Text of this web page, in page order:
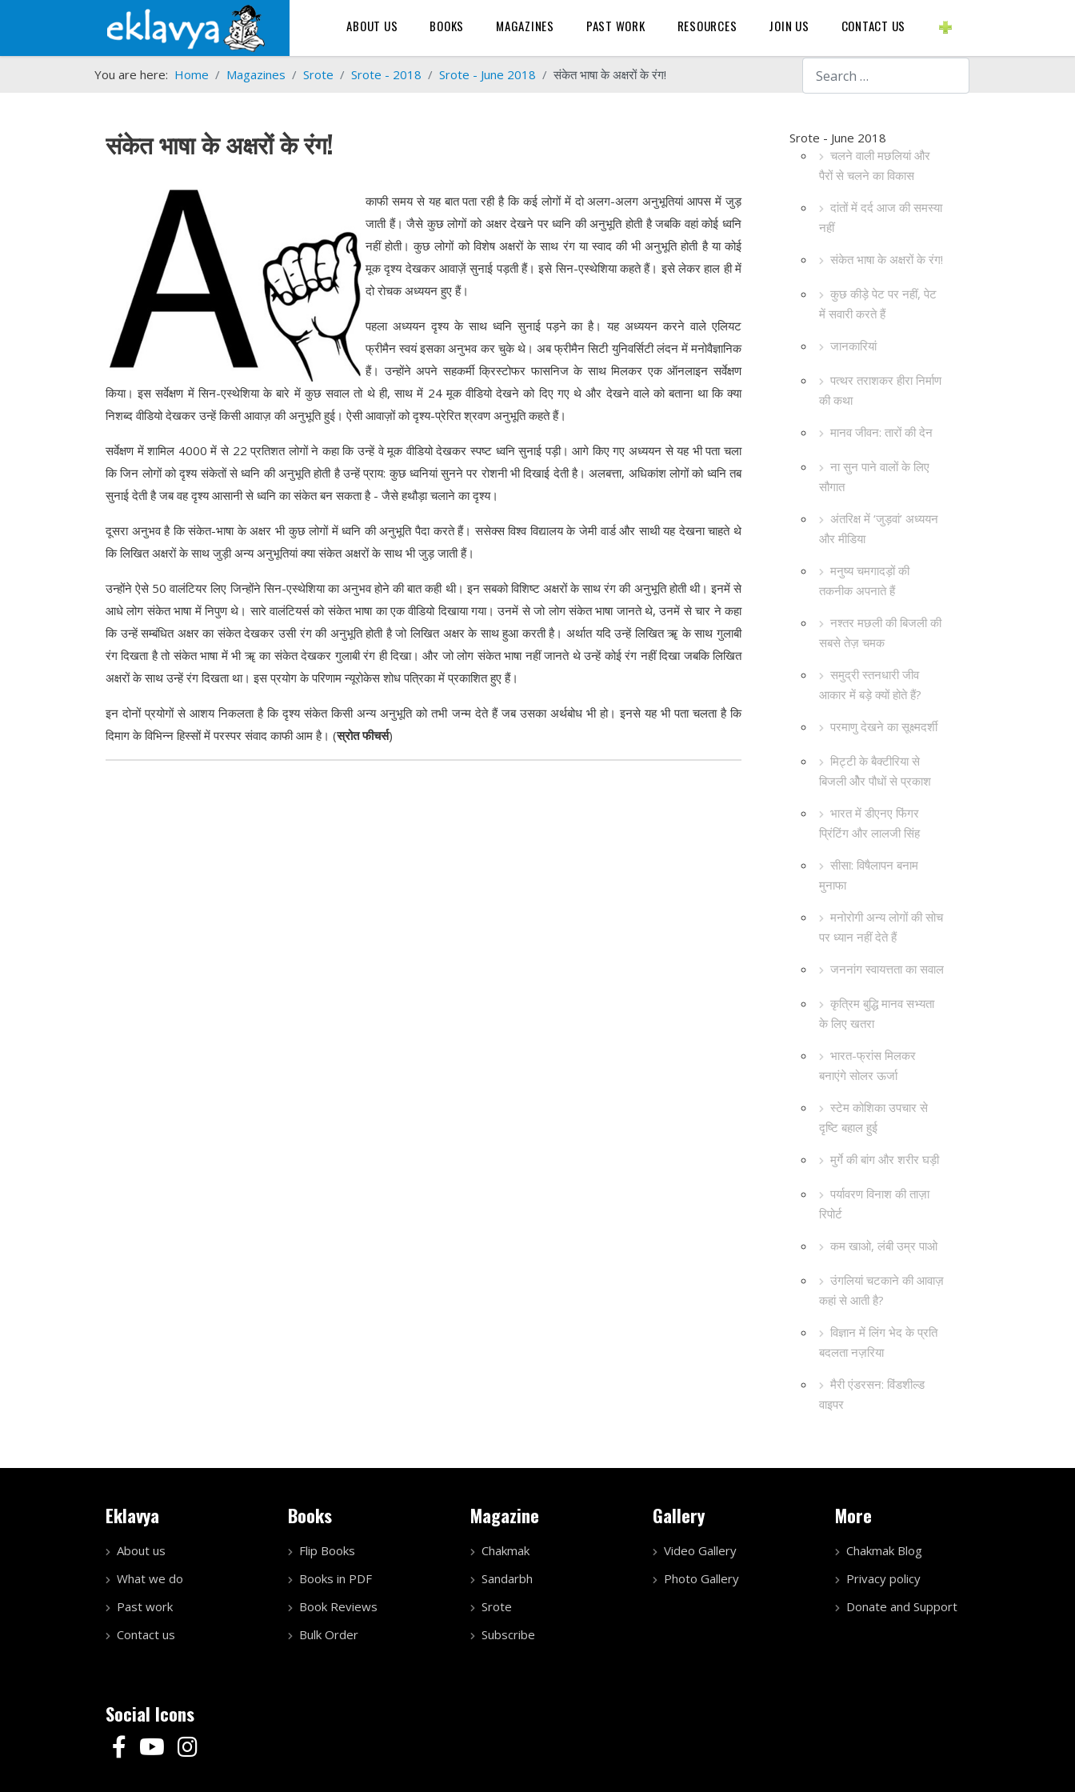
Search
ABOUT US BOOKS MAGAZINES PAST WORK RESOURCES JOIN US CONTACT US
You are here: Home Magazines Srote Srote - 2018 Srote - June 2018 संकेत भाषा के अक्षरों के रंग!
Srote - June 2018
चलने वाली मछलियां और
पैरों से चलने का विकास
दांतों में दर्द आज की समस्या
नहीं
संकेत भाषा के अक्षरों के रंग!
कुछ कीड़े पेट पर नहीं, पेट
में सवारी करते हैं
जानकारियां
पत्थर तराशकर हीरा निर्माण
की कथा
मानव जीवन: तारों की देन
ना सुन पाने वालों के लिए
सौगात
अंतरिक्ष में ‘जुड़वां’ अध्ययन
और मीडिया
मनुष्य चमगादड़ों की
तकनीक अपनाते हैं
नश्तर मछली की बिजली की
सबसे तेज़ चमक
समुद्री स्तनधारी जीव
आकार में बड़े क्यों होते हैं?
परमाणु देखने का सूक्ष्मदर्शी
मिट्टी के बैक्टीरिया से
बिजली औेर पौधों से प्रकाश
भारत में डीएनए फिंगर
प्रिंटिंग और लालजी सिंह
सीसा: विषैलापन बनाम
मुनाफा
मनोरोगी अन्य लोगों की सोच
पर ध्यान नहीं देते हैं
जननांग स्वायत्तता का सवाल
कृत्रिम बुद्धि मानव सभ्यता
के लिए खतरा
भारत-फ्रांस मिलकर
बनाएंगे सोलर ऊर्जा
स्टेम कोशिका उपचार से
दृष्टि बहाल हुई
मुर्गे की बांग और शरीर घड़ी
पर्यावरण विनाश की ताज़ा
रिपोर्ट
कम खाओ, लंबी उम्र पाओ
उंगलियां चटकाने की आवाज़
कहां से आती है?
विज्ञान में लिंग भेद के प्रति
बदलता नज़रिया
मैरी एंडरसन: विंडशील्ड
वाइपर
संकेत भाषा के अक्षरों के रंग!
काफी समय से यह बात पता रही है कि कई लोगों में दो अलग-अलग अनुभूतियां आपस में जुड़
जाती हैं। जैसे कुछ लोगों को अक्षर देखने पर ध्वनि की अनुभूति होती है जबकि वहां कोई ध्वनि
नहीं होती। कुछ लोगों को विशेष अक्षरों के साथ रंग या स्वाद की भी अनुभूति होती है या कोई
मूक दृश्य देखकर आवाज़ें सुनाई पड़ती हैं। इसे सिन-एस्थेशिया कहते हैं। इसे लेकर हाल ही में
दो रोचक अध्ययन हुए हैं।
पहला अध्ययन दृश्य के साथ ध्वनि सुनाई पड़ने का है। यह अध्ययन करने वाले एलियट
फ्रीमैन स्वयं इसका अनुभव कर चुके थे। अब फ्रीमैन सिटी युनिवर्सिटी लंदन में मनोवैज्ञानिक
हैं। उन्होंने अपने सहकर्मी क्रिस्टोफर फासनिज के साथ मिलकर एक ऑनलाइन सर्वेक्षण
किया। इस सर्वेक्षण में सिन-एस्थेशिया के बारे में कुछ सवाल तो थे ही, साथ में 24 मूक वीडियो देखने को दिए गए थे और देखने वाले को बताना था कि क्या
निशब्द वीडियो देखकर उन्हें किसी आवाज़ की अनुभूति हुई। ऐसी आवाज़ों को दृश्य-प्रेरित श्रवण अनुभूति कहते हैं।
सर्वेक्षण में शामिल 4000 में से 22 प्रतिशत लोगों ने कहा कि उन्हें वे मूक वीडियो देखकर स्पष्ट ध्वनि सुनाई पड़ी। आगे किए गए अध्ययन से यह भी पता चला
कि जिन लोगों को दृश्य संकेतों से ध्वनि की अनुभूति होती है उन्हें प्राय: कुछ ध्वनियां सुनने पर रोशनी भी दिखाई देती है। अलबत्ता, अधिकांश लोगों को ध्वनि तब
सुनाई देती है जब वह दृश्य आसानी से ध्वनि का संकेत बन सकता है - जैसे हथौड़ा चलाने का दृश्य।
दूसरा अनुभव है कि संकेत-भाषा के अक्षर भी कुछ लोगों में ध्वनि की अनुभूति पैदा करते हैं। ससेक्स विश्व विद्यालय के जेमी वार्ड और साथी यह देखना चाहते थे
कि लिखित अक्षरों के साथ जुड़ी अन्य अनुभूतियां क्या संकेत अक्षरों के साथ भी जुड़ जाती हैं।
उन्होंने ऐसे 50 वालंटियर लिए जिन्होंने सिन-एस्थेशिया का अनुभव होने की बात कही थी। इन सबको विशिष्ट अक्षरों के साथ रंग की अनुभूति होती थी। इनमें से
आधे लोग संकेत भाषा में निपुण थे। सारे वालंटियर्स को संकेत भाषा का एक वीडियो दिखाया गया। उनमें से जो लोग संकेत भाषा जानते थे, उनमें से चार ने कहा
कि उन्हें सम्बंधित अक्षर का संकेत देखकर उसी रंग की अनुभूति होती है जो लिखित अक्षर के साथ हुआ करती है। अर्थात यदि उन्हें लिखित ॠ के साथ गुलाबी
रंग दिखता है तो संकेत भाषा में भी ॠ का संकेत देखकर गुलाबी रंग ही दिखा। और जो लोग संकेत भाषा नहीं जानते थे उन्हें कोई रंग नहीं दिखा जबकि लिखित
अक्षरों के साथ उन्हें रंग दिखता था। इस प्रयोग के परिणाम न्यूरोकेस शोध पत्रिका में प्रकाशित हुए हैं।
इन दोनों प्रयोगों से आशय निकलता है कि दृश्य संकेत किसी अन्य अनुभूति को तभी जन्म देते हैं जब उसका अर्थबोध भी हो। इनसे यह भी पता चलता है कि
दिमाग के विभिन्न हिस्सों में परस्पर संवाद काफी आम है। (स्रोत फीचर्स)
Eklavya
About us
What we do
Past work
Contact us
Books
Flip Books
Books in PDF
Book Reviews
Bulk Order
Magazine
Chakmak
Sandarbh
Srote
Subscribe
Gallery
Video Gallery
Photo Gallery
More
Chakmak Blog
Privacy policy
Donate and Support
Social Icons